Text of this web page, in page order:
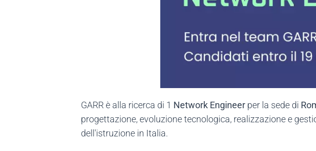
GARR è alla ricerca di 1 Network Engineer per la sede di
progettazione, evoluzione tecnologica, realizzazione e
dell'istruzione in Italia.